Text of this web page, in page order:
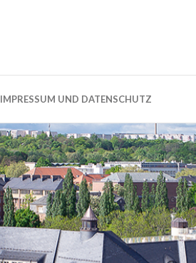
IMPRESSUM UND DATENSCHUTZ